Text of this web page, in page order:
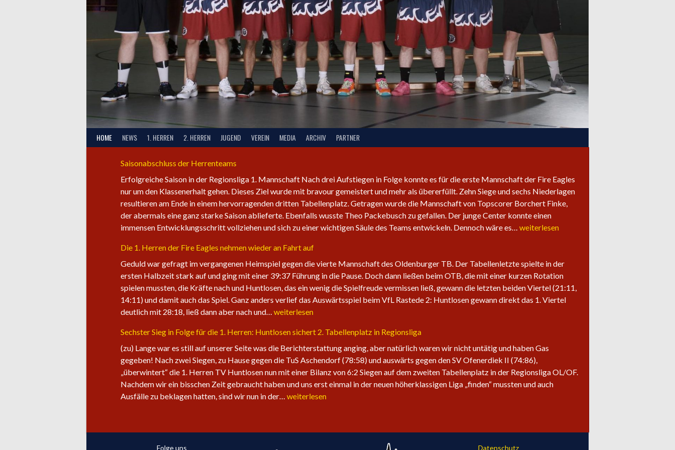
HOME NEWS 1. HERREN 2. HERREN JUGEND VEREIN MEDIA ARCHIV PARTNER
Saisonabschluss der Herrenteams
Erfolgreiche Saison in der Regionsliga 1. Mannschaft Nach drei Aufstiegen in Folge konnte es für die erste Mannschaft der Fire Eagles
nur um den Klassenerhalt gehen. Dieses Ziel wurde mit bravour gemeistert und mehr als übererfüllt. Zehn Siege und sechs Niederlagen
resultieren am Ende in einem hervorragenden dritten Tabellenplatz. Getragen wurde die Mannschaft von Topscorer Borchert Finke,
der abermals eine ganz starke Saison ablieferte. Ebenfalls wusste Theo Packebusch zu gefallen. Der junge Center konnte einen
immensen Entwicklungsschritt vollziehen und sich zu einer wichtigen Säule des Teams entwickeln. Dennoch wäre es… Saisonabschluss
weiterlesen
Die 1. Herren der Fire Eagles nehmen wieder an Fahrt auf
Geduld war gefragt im vergangenen Heimspiel gegen die vierte Mannschaft des Oldenburger TB. Der Tabellenletzte spielte in der
ersten Halbzeit stark auf und ging mit einer 39:37 Führung in die Pause. Doch dann ließen beim OTB, die mit einer kurzen Rotation
spielen mussten, die Kräfte nach und Huntlosen, das ein wenig die Spielfreude vermissen ließ, gewann die letzten beiden Viertel (21:11,
14:11) und damit auch das Spiel. Ganz anders verlief das Auswärtsspiel beim VfL Rastede 2: Huntlosen gewann direkt das 1. Viertel
deutlich mit 28:18, ließ dann aber nach und… Die
Herren
der
Fire
Eagles
nehmen
wieder
auf
weiterlesen
Sechster Sieg in Folge für die 1. Herren: Huntlosen sichert 2. Tabellenplatz in Regionsliga
(zu) Lange war es still auf unserer Seite was die Berichterstattung anging, aber natürlich waren wir nicht untätig und haben Gas
gegeben! Nach zwei Siegen, zu Hause gegen die TuS Aschendorf (78:58) und auswärts gegen den SV Ofenerdiek II (74:86),
„überwintert“ die 1. Herren TV Huntlosen nun mit einer Bilanz von 6:2 Siegen auf dem zweiten Tabellenplatz in der Regionsliga OL/OF.
Nachdem wir ein bisschen Zeit gebraucht haben und uns erst einmal in der neuen höherklassigen Liga „finden“ mussten und auch
Ausfälle zu beklagen hatten, sind wir nun in der… Sechster
Folge
weiterlesen
Folge uns Datenschutz